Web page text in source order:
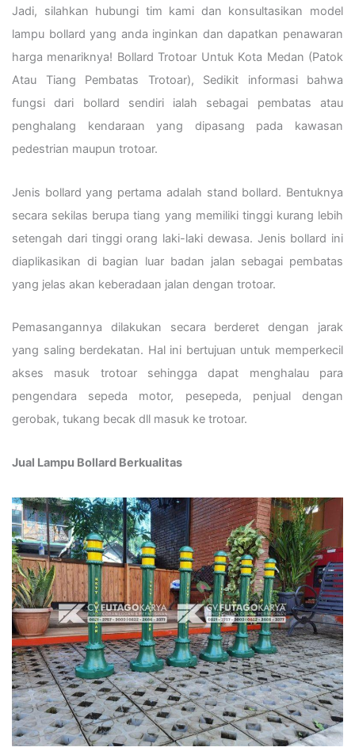
Jadi, silahkan hubungi tim kami dan konsultasikan model
lampu bollard yang anda inginkan dan dapatkan penawaran
harga menariknya! Bollard Trotoar Untuk Kota Medan (Patok
Atau Tiang Pembatas Trotoar), Sedikit informasi bahwa
fungsi dari bollard sendiri ialah sebagai pembatas atau
penghalang kendaraan yang dipasang pada kawasan
pedestrian maupun trotoar.
Jenis bollard yang pertama adalah stand bollard. Bentuknya
secara sekilas berupa tiang yang memiliki tinggi kurang lebih
setengah dari tinggi orang laki-laki dewasa. Jenis bollard ini
diaplikasikan di bagian luar badan jalan sebagai pembatas
yang jelas akan keberadaan jalan dengan trotoar.
Pemasangannya dilakukan secara berderet dengan jarak
yang saling berdekatan. Hal ini bertujuan untuk memperkecil
akses masuk trotoar sehingga dapat menghalau para
pengendara sepeda motor, pesepeda, penjual dengan
gerobak, tukang becak dll masuk ke trotoar.
Jual Lampu Bollard Berkualitas